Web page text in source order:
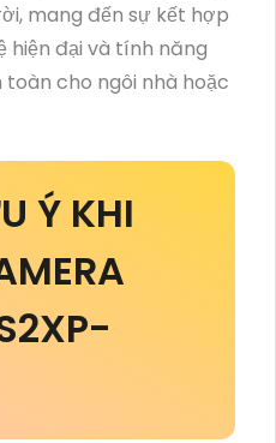
mang đến sự kết hợp
hiện đại và tính năng
cho ngôi nhà hoặc
Ý KHI